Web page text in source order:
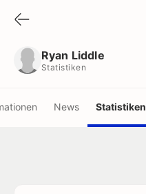
Ryan Liddle
Statistiken
News Statistiken